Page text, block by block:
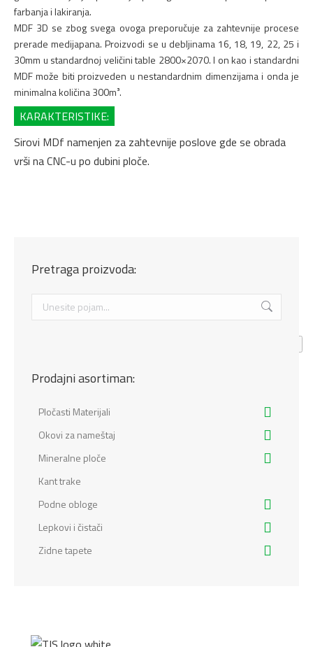
farbanja i lakiranja.
MDF 3D se zbog svega ovoga preporučuje za zahtevnije procese
prerade medijapana. Proizvodi se u debljinama 16, 18, 19, 22, 25 i
30mm u standardnoj veličini table 2800×2070. I on kao i standardni
MDF može biti proizveden u nestandardnim dimenzijama i onda je
minimalna količina 300m³.
KARAKTERISTIKE:
Sirovi MDf namenjen za zahtevnije poslove gde se obrada
vrši na CNC-u po dubini ploče.
Pretraga proizvoda:
Search:
Prodajni asortiman:
Pločasti Materijali
Okovi za nameštaj
Mineralne ploče
Kant trake
Podne obloge
Lepkovi i čistači
Zidne tapete